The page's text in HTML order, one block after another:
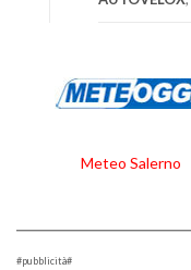
Meteo Salerno
#pubblicità#